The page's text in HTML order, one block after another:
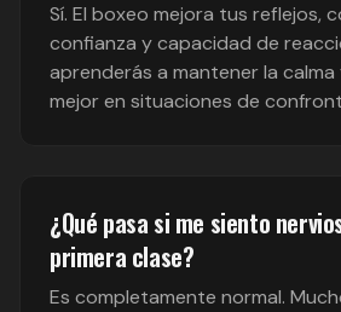
Sí. El boxeo mejora tus reflejos,
confianza y capacidad de
aprenderás a mantener la
mejor en situaciones de
¿Qué pasa si me siento
primera clase?
Es completamente normal.